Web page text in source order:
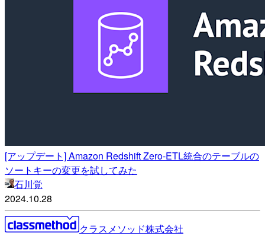
[アップデート] Amazon Redshift Zero-ETL統合のテーブルの
ソートキーの変更を試してみた
石川覚
2024.10.28
クラスメソッド株式会社